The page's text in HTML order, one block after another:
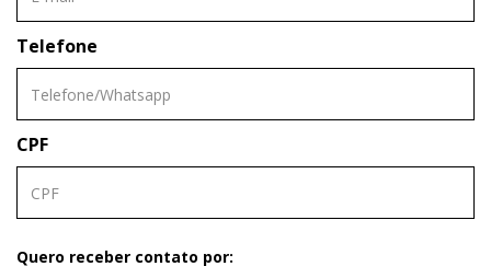
Telefone
CPF
Quero receber contato por: